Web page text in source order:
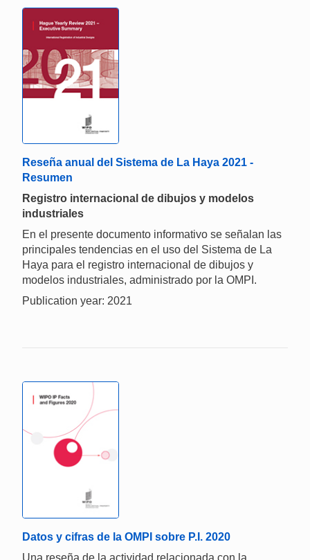
Reseña anual del Sistema de La Haya 2021 -
Resumen
Registro internacional de dibujos y modelos
industriales
En el presente documento informativo se señalan las
principales tendencias en el uso del Sistema de La
Haya para el registro internacional de dibujos y
modelos industriales, administrado por la OMPI.
Publication year: 2021
Datos y cifras de la OMPI sobre P.I. 2020